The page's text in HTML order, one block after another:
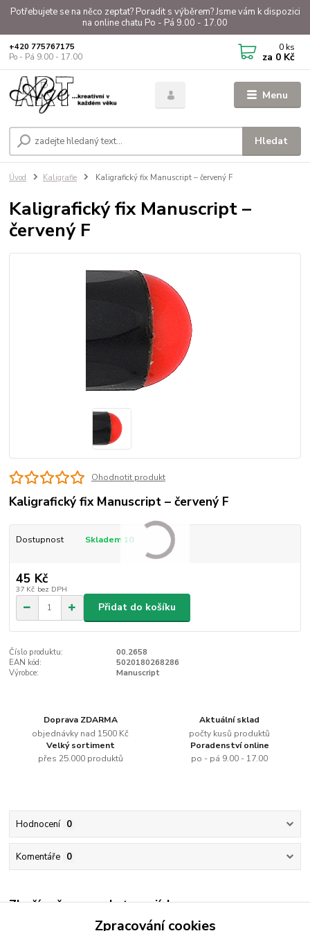
Potřebujete se na něco zeptat? Poradit s výběrem? Jsme vám k dispozici
na online chatu Po - Pá 9.00 - 17.00
Menu
Hledat
+420 775767175
Po - Pá 9.00 - 17.00
0 ks
za 0 Kč
Úvod Kaligrafie Kaligrafický fix Manuscript – červený F
Kaligrafický fix Manuscript –
červený F
Ohodnotit produkt
Kaligrafický fix Manuscript – červený F
Dostupnost Skladem 10
45 Kč
37 Kč bez DPH
Přidat do košíku
Číslo produktu:
00.2658
EAN kód:
5020180268286
Výrobce:
Manuscript
Doprava ZDARMA
objednávky nad 1500 Kč
Aktuální sklad
počty kusů produktů
Velký sortiment
přes 25.000 produktů
Poradenství online
po - pá 9.00 - 17.00
Hodnocení 0
Komentáře 0
Zboží zařazeno v kategoriích
Zpracování cookies